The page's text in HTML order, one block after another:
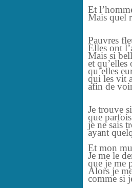
Et
Mais quel
Pauvres
Elles ont
Mais si
et
qu’elles
qui les vit
afin de
Je trouve
que
je ne sais
ayant
Et mon
Je me le
que je me
Alors je
comme si